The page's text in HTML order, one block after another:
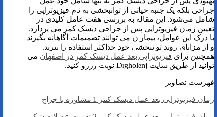
جراحی بلکه یک جنبه حیاتی از توانبخشی به نام فیزیوتراپی را
شامل می‌شود. این مقاله به بررسی هفت عامل کلیدی در
تعیین زمان فیزیوتراپی پس از جراحی دیسک کمر می پردازد.
با درک این عوامل، بیماران می توانند تصمیمات آگاهانه بگیرند
و از مزایای روند توانبخشی خود حداکثر استفاده را ببرند.
همچنین برای فیزیوتراپی بعد عمل دیسک کمر در اصفهان می
توانید از طریق سایت Drgholenj نوبت رزرو کنید.
فهرست تصاویر
زمان فیزیوتراپی بعد عمل دیسک کمر 1 مشاوره با جراج